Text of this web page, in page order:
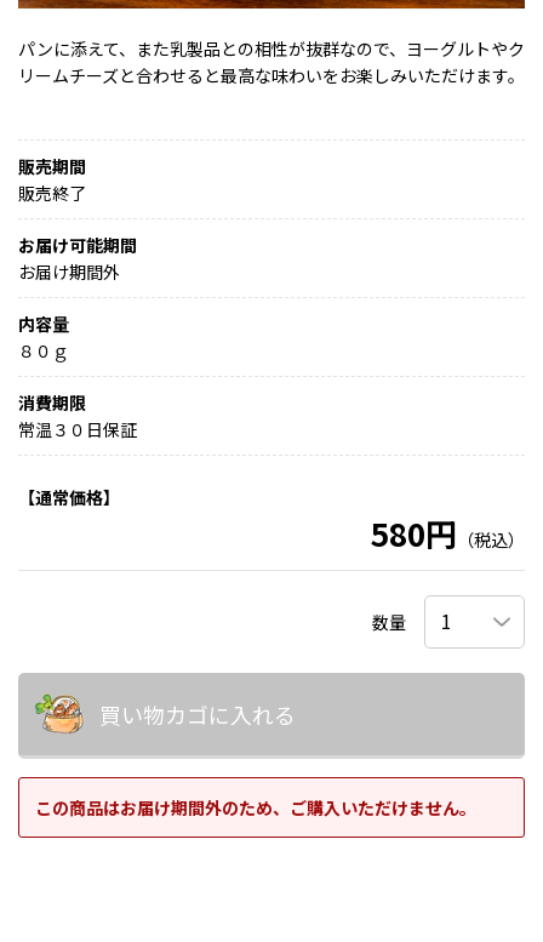
パンに添えて、また乳製品との相性が抜群なので、ヨーグルトやク
リームチーズと合わせると最高な味わいをお楽しみいただけます。
販売期間
販売終了
お届け可能期間
お届け期間外
内容量
８０ｇ
消費期限
常温３０日保証
【通常価格】
580円 （税込）
数量
買い物カゴに入れる
この商品はお届け期間外のため、ご購入いただけません。